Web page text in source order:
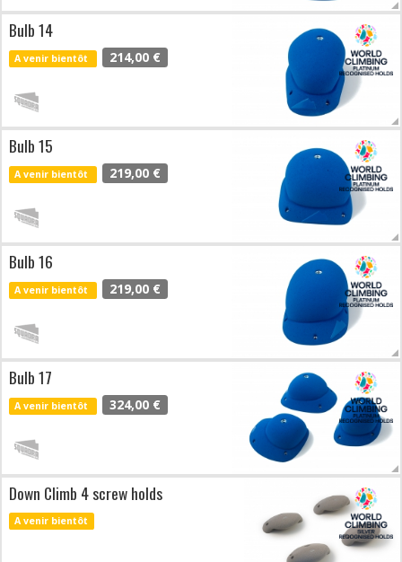
Bulb 14
A venir bientôt 214,00 €
Bulb 15
A venir bientôt 219,00 €
Bulb 16
A venir bientôt 219,00 €
Bulb 17
A venir bientôt 324,00 €
Down Climb 4 screw holds
A venir bientôt